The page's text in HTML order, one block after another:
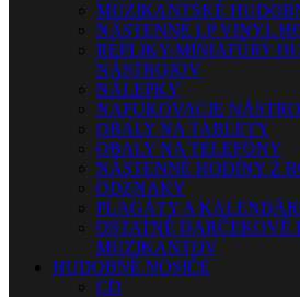
MUZIKANTSKÉ
NÁSTENNÉ LP VINYL
REPLIKY-MINIATÚRY
NÁSTROJOV
NÁLEPKY
NAFUKOVACIE
OBALY NA TABLETY
OBALY NA TELEFÓNY
NÁSTENNÉ HODINY Z
ODZNAKY
PLAGÁTY A
OSTATNÉ DARČEKOVÉ
MUZIKANTOV
HUDOBNÉ NOSIČE
CD